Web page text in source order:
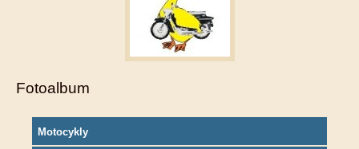
Fotoalbum
Motocykly